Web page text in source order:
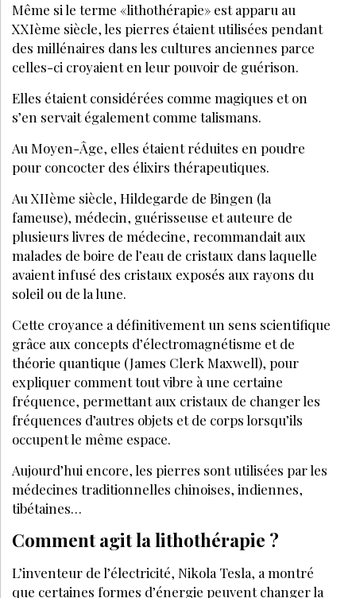
Même si le terme «lithothérapie» est apparu au
XXIème siècle, les pierres étaient utilisées pendant
des millénaires dans les cultures anciennes parce
celles-ci croyaient en leur pouvoir de guérison.
Elles étaient considérées comme magiques et on
s’en servait également comme talismans.
Au Moyen-Âge, elles étaient réduites en poudre
pour concocter des élixirs thérapeutiques.
Au XIIème siècle, Hildegarde de Bingen (la
fameuse), médecin, guérisseuse et auteure de
plusieurs livres de médecine, recommandait aux
malades de boire de l’eau de cristaux dans laquelle
avaient infusé des cristaux exposés aux rayons du
soleil ou de la lune.
Cette croyance a définitivement un sens scientifique
grâce aux concepts d’électromagnétisme et de
théorie quantique (James Clerk Maxwell), pour
expliquer comment tout vibre à une certaine
fréquence, permettant aux cristaux de changer les
fréquences d’autres objets et de corps lorsqu’ils
occupent le même espace.
Aujourd’hui encore, les pierres sont utilisées par les
médecines traditionnelles chinoises, indiennes,
tibétaines…
Comment agit la lithothérapie ?
L’inventeur de l’électricité, Nikola Tesla, a montré
que certaines formes d’énergie peuvent changer la